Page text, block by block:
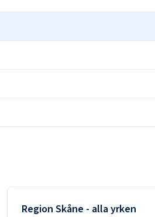
Region Skåne - alla yrken